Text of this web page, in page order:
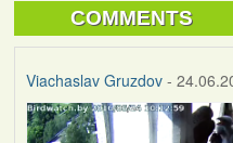
COMMENTS
Viachaslav Gruzdov-